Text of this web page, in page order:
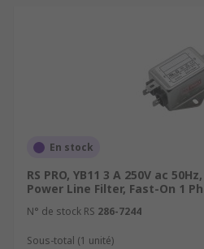
En stock
RS PRO, YB11 3 A 250V ac
Power Line Filter, Fast-On 1
N° de stock RS 286-7244
Sous-total (1 unité)